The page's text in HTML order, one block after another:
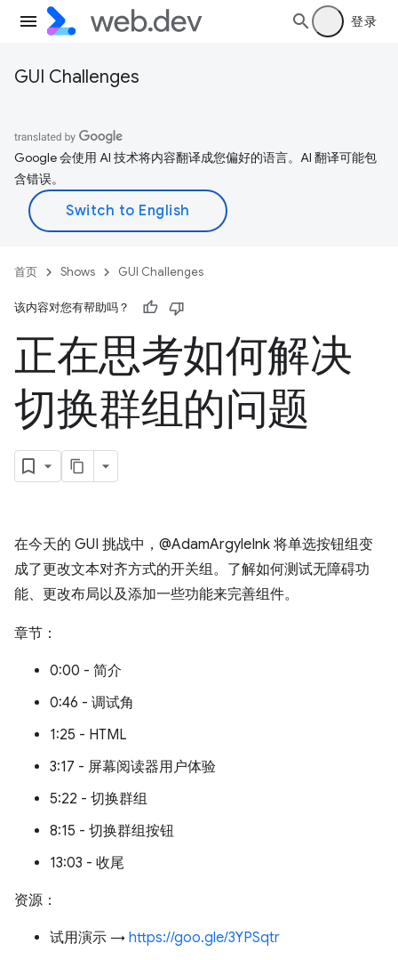
登录
GUI Challenges
Google 会使用 AI 技术将内容翻译成您偏好的语言。AI 翻译可能包
含错误。
首页 Shows GUI Challenges
该内容对您有帮助吗？
正在思考如何解决
切换群组的问题
在今天的 GUI 挑战中，@AdamArgyleInk 将单选按钮组变
成了更改文本对齐方式的开关组。了解如何测试无障碍功
能、更改布局以及添加一些功能来完善组件。
章节：
0:00 - 简介
0:46 - 调试角
1:25 - HTML
3:17 - 屏幕阅读器用户体验
5:22 - 切换群组
8:15 - 切换群组按钮
13:03 - 收尾
资源：
试用演示 → https://goo.gle/3YPSqtr